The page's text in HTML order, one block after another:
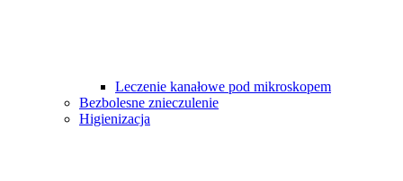
Leczenie kanałowe pod mikroskopem
Bezbolesne znieczulenie
Higienizacja